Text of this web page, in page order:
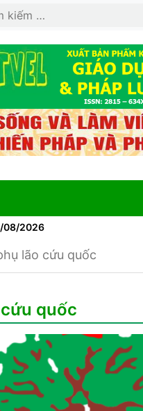
08/2026
lão cứu quốc
quốc